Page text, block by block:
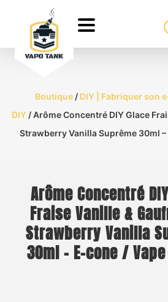
Boutique/ DIY | Fabriquer son
DIY / Arôme Concentré DIY Glace
Strawberry Vanilla Suprême 30ml
Arôme Concentré
Fraise Vanille &
Strawberry Vanilla
30ml – E-cone /